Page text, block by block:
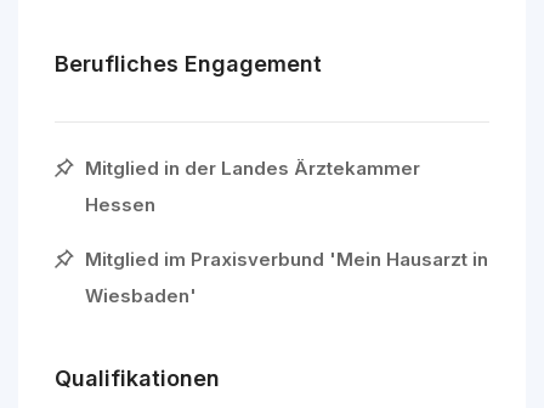
Berufliches Engagement
Mitglied in der Landes Ärztekammer
Hessen
Mitglied im Praxisverbund 'Mein Hausarzt in
Wiesbaden'
Qualifikationen